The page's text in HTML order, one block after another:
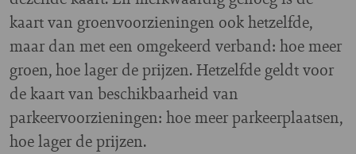
kaart van groenvoorzieningen ook hetzelfde,
maar dan met een omgekeerd verband: hoe meer
groen, hoe lager de prijzen. Hetzelfde geldt voor
de kaart van beschikbaarheid van
parkeervoorzieningen: hoe meer parkeerplaatsen,
hoe lager de prijzen.